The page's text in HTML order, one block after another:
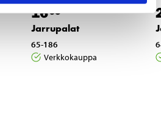
1695
Jarrupalat
65-186
Verkkokauppa